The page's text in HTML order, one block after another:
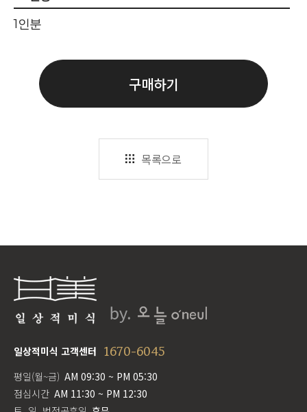
목록으로
1인분
구매하기
일상적미식 고객센터 1670-6045
평일(월~금) AM 09:30 ~ PM 05:30
점심시간 AM 11:30 ~ PM 12:30